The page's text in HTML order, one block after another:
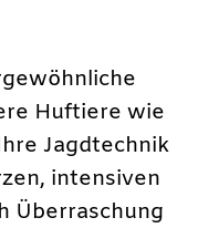
Huftiere wie
Jagdtechnik
intensiven
Überraschung